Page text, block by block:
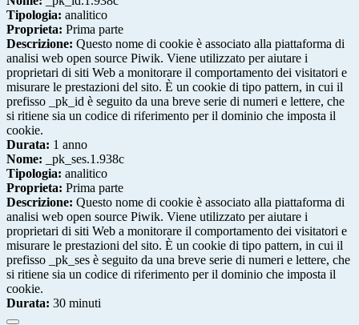
Tipologia: analitico
Proprieta: Prima parte
Descrizione: Questo nome di cookie è associato alla piattaforma di
analisi web open source Piwik. Viene utilizzato per aiutare i
proprietari di siti Web a monitorare il comportamento dei visitatori e
misurare le prestazioni del sito. È un cookie di tipo pattern, in cui il
prefisso _pk_id è seguito da una breve serie di numeri e lettere, che
si ritiene sia un codice di riferimento per il dominio che imposta il
cookie.
Durata: 1 anno
Nome: _pk_ses.1.938c
Tipologia: analitico
Proprieta: Prima parte
Descrizione: Questo nome di cookie è associato alla piattaforma di
analisi web open source Piwik. Viene utilizzato per aiutare i
proprietari di siti Web a monitorare il comportamento dei visitatori e
misurare le prestazioni del sito. È un cookie di tipo pattern, in cui il
prefisso _pk_ses è seguito da una breve serie di numeri e lettere, che
si ritiene sia un codice di riferimento per il dominio che imposta il
cookie.
Durata: 30 minuti